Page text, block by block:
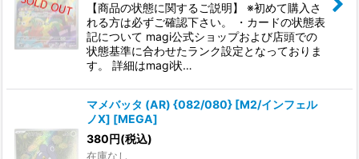
【商品の状態に関するご説明】 ※初めて購入さ
れる方は必ずご確認下さい。 ・カードの状態表
記について magi公式ショップおよび店頭での
状態基準に合わせたランク設定となっておりま
す。 詳細はmagi状…
マメバッタ (AR) {082/080} [M2/インフェル
ノX] [MEGA]
380円(税込)
在庫なし